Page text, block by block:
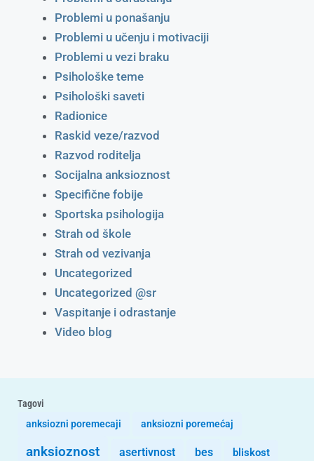
Problemi u ponašanju
Problemi u učenju i motivaciji
Problemi u vezi braku
Psihološke teme
Psihološki saveti
Radionice
Raskid veze/razvod
Razvod roditelja
Socijalna anksioznost
Specifične fobije
Sportska psihologija
Strah od škole
Strah od vezivanja
Uncategorized
Uncategorized @sr
Vaspitanje i odrastanje
Video blog
Tagovi
anksiozni poremecaji
anksiozni poremećaj
anksioznost asertivnost bes bliskost